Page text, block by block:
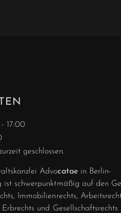
17:00
geschlossen.
Advocataein Berlin-
ist schwer­punkt­­mäßig auf den
Immobilien­rechts,
Erbrechts und